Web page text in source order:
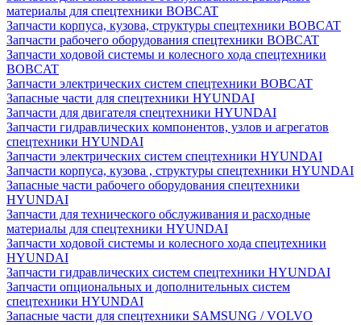
материалы для спецтехники BOBCAT
Запчасти корпуса, кузова, структуры спецтехники BOBCAT
Запчасти рабочего оборудования спецтехники BOBCAT
Запчасти ходовой системы и колесного хода спецтехники
BOBCAT
Запчасти электрических систем спецтехники BOBCAT
Запасные части для спецтехники HYUNDAI
Запчасти для двигателя спецтехники HYUNDAI
Запчасти гидравлических компонентов, узлов и агрегатов
спецтехники HYUNDAI
Запчасти электрических систем спецтехники HYUNDAI
Запчасти корпуса, кузова , структуры спецтехники HYUNDAI
Запасные части рабочего оборудования спецтехники
HYUNDAI
Запчасти для технического обслуживания и расходные
материалы для спецтехники HYUNDAI
Запчасти ходовой системы и колесного хода спецтехники
HYUNDAI
Запчасти гидравлических систем спецтехники HYUNDAI
Запчасти опциональных и дополнительных систем
спецтехники HYUNDAI
Запасные части для спецтехники SAMSUNG / VOLVO